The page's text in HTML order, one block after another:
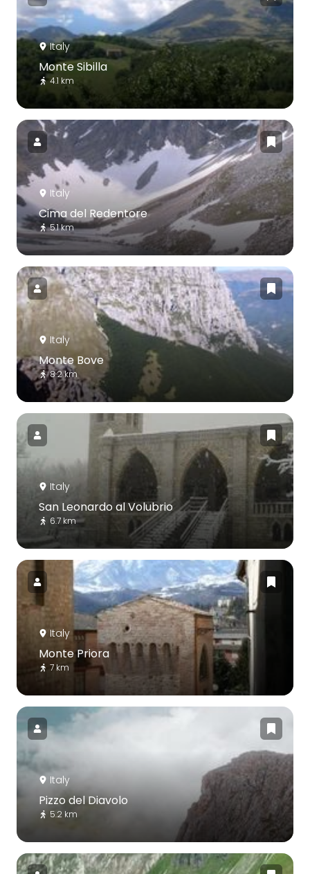
Italy
Monte Sibilla
4.1 km
Italy
Cima del Redentore
5.1 km
Italy
Monte Bove
8.2 km
Italy
San Leonardo al Volubrio
6.7 km
Italy
Monte Priora
7 km
Italy
Pizzo del Diavolo
5.2 km